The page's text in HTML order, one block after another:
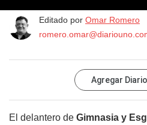
Editado por Omar Romero
Agregar
El delantero de Gimnasia y